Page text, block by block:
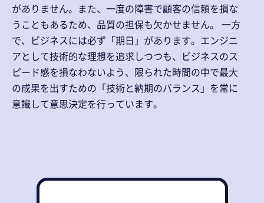
がありません。また、一度の障害で顧客の信頼を損な
うこともあるため、品質の担保も欠かせません。 一方
で、ビジネスには必ず「期日」があります。エンジニ
アとして技術的な理想を追求しつつも、ビジネスのス
ピード感を損なわないよう、限られた時間の中で最大
の成果を出すための「技術と納期のバランス」を常に
意識して意思決定を行っています。